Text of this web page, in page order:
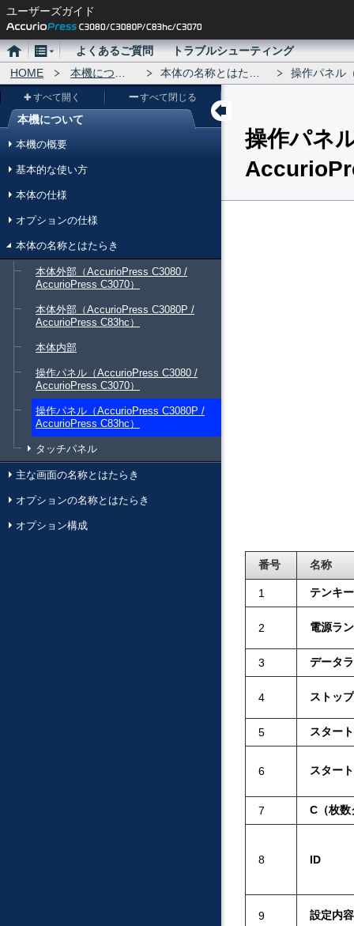
ユーザーズガイド
ホ
ー
メ
ニ
ュ
ー
よくあるご質問
トラブルシューティング
HOME
本機について 本体の名称とはたらき 操作パネル
メ
ー
本機について
すべて開く すべて閉じる
本機の概要
基本的な使い方
本体の仕様
オプションの仕様
本体の名称とはたらき
本体外部（AccurioPress C3080 /
AccurioPress C3070）
本体外部（AccurioPress C3080P /
AccurioPress C83hc）
本体内部
操作パネル（AccurioPress C3080 /
AccurioPress C3070）
操作パネル（AccurioPress C3080P /
AccurioPress C83hc）
タッチパネル
主な画面の名称とはたらき
オプションの名称とはたらき
オプション構成
操作パネ
番号 名称
1 テンキー
2 電源ラ
3 データ
4 ストップ
5 スタート
6 スター
7 C（枚数
8 ID
9 設定内容